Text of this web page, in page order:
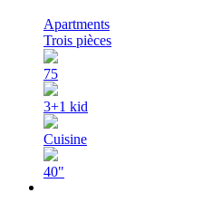
Apartments
Trois pièces
75
3+1 kid
Cuisine
40"